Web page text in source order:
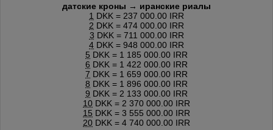
датские кроны → иранские риалы
1 DKK = 237 000.00 IRR
2 DKK = 474 000.00 IRR
3 DKK = 711 000.00 IRR
4 DKK = 948 000.00 IRR
5 DKK = 1 185 000.00 IRR
6 DKK = 1 422 000.00 IRR
7 DKK = 1 659 000.00 IRR
8 DKK = 1 896 000.00 IRR
9 DKK = 2 133 000.00 IRR
10 DKK = 2 370 000.00 IRR
15 DKK = 3 555 000.00 IRR
20 DKK = 4 740 000.00 IRR